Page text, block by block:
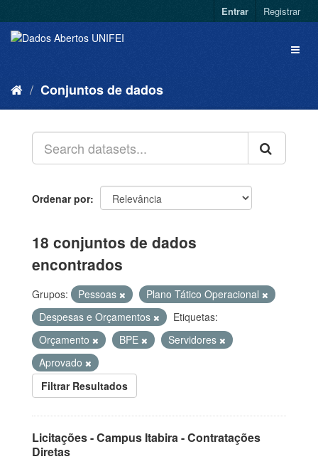
Entrar Registrar
Conjuntos de dados
Ordenar por
18 conjuntos de dados
encontrados
Grupos: Pessoas
Plano Tático Operacional
Despesas e Orçamentos
Etiquetas:
Orçamento
BPE
Servidores
Aprovado
Filtrar Resultados
Licitações - Campus Itabira - Contratações
Diretas